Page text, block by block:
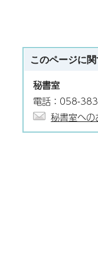
このページに関
秘書室
電話：058-
秘書室へ